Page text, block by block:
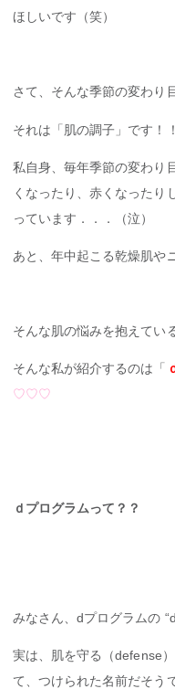
ほしいです（笑）
さて、そんな季節の変わり
それは「肌の調子」です！
私自身、毎年季節の変わり
くなったり、赤くなったり
っています．．．（泣）
あと、年中起こる乾燥肌や
そんな肌の悩みを抱えてい
そんな私が紹介するのは「
♡♡♡
ｄプログラムって？？
みなさん、dプログラムの
実は、肌を守る（defense
て、つけられた名前だそう